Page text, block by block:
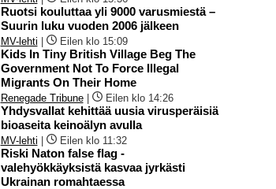
Ruotsi kouluttaa yli 9000 varusmiestä –
Suurin luku vuoden 2006 jälkeen
MV-lehti Eilen klo 15:09
Kids In Tiny British Village Beg The
Government Not To Force Illegal
Migrants On Their Home
Renegade Tribune| Eilen klo 14:26
Yhdysvallat kehittää uusia virusperäisiä
bioaseita keinoälyn avulla
MV-lehti Eilen klo 11:32
Riski Naton false flag -
valehyökkäyksistä kasvaa jyrkästi
Ukrainan romahtaessa